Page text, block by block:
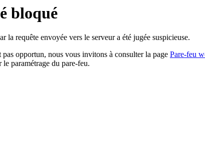
bloqué
la requête envoyée vers le serveur a été jugée suspicieuse.
opportun, nous vous invitons à consulter la page Pare-feu
paramétrage du pare-feu.